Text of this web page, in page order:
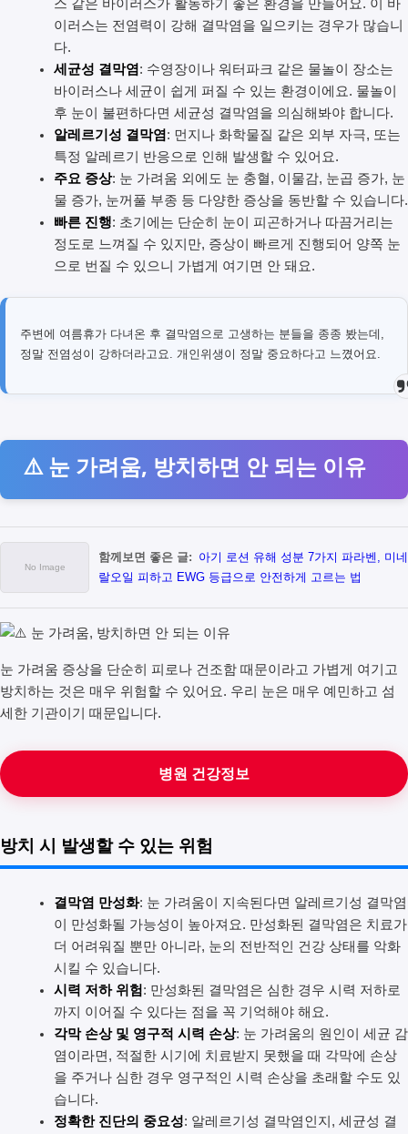
스 같은 바이러스가 활동하기 좋은 환경을 만들어요. 이 바
이러스는 전염력이 강해 결막염을 일으키는 경우가 많습니
다.
세균성 결막염: 수영장이나 워터파크 같은 물놀이 장소는
바이러스나 세균이 쉽게 퍼질 수 있는 환경이에요. 물놀이
후 눈이 불편하다면 세균성 결막염을 의심해봐야 합니다.
알레르기성 결막염: 먼지나 화학물질 같은 외부 자극, 또는
특정 알레르기 반응으로 인해 발생할 수 있어요.
주요 증상: 눈 가려움 외에도 눈 충혈, 이물감, 눈곱 증가, 눈
물 증가, 눈꺼풀 부종 등 다양한 증상을 동반할 수 있습니다.
빠른 진행: 초기에는 단순히 눈이 피곤하거나 따끔거리는
정도로 느껴질 수 있지만, 증상이 빠르게 진행되어 양쪽 눈
으로 번질 수 있으니 가볍게 여기면 안 돼요.
주변에 여름휴가 다녀온 후 결막염으로 고생하는 분들을 종종 봤는데,
정말 전염성이 강하더라고요. 개인위생이 정말 중요하다고 느꼈어요.
⚠️ 눈 가려움, 방치하면 안 되는 이유
함께보면 좋은 글: 아기 로션 유해 성분 7가지 파라벤, 미네
랄오일 피하고 EWG 등급으로 안전하게 고르는 법
눈 가려움 증상을 단순히 피로나 건조함 때문이라고 가볍게 여기고
방치하는 것은 매우 위험할 수 있어요. 우리 눈은 매우 예민하고 섬
세한 기관이기 때문입니다.
병원 건강정보
방치 시 발생할 수 있는 위험
결막염 만성화: 눈 가려움이 지속된다면 알레르기성 결막염
이 만성화될 가능성이 높아져요. 만성화된 결막염은 치료가
더 어려워질 뿐만 아니라, 눈의 전반적인 건강 상태를 악화
시킬 수 있습니다.
시력 저하 위험: 만성화된 결막염은 심한 경우 시력 저하로
까지 이어질 수 있다는 점을 꼭 기억해야 해요.
각막 손상 및 영구적 시력 손상: 눈 가려움의 원인이 세균 감
염이라면, 적절한 시기에 치료받지 못했을 때 각막에 손상
을 주거나 심한 경우 영구적인 시력 손상을 초래할 수도 있
습니다.
정확한 진단의 중요성: 알레르기성 결막염인지, 세균성 결